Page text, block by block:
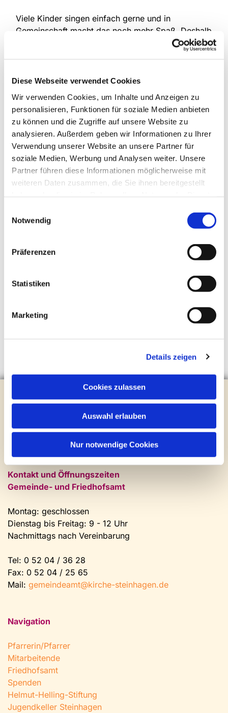
Diese Webseite verwendet Cookies
Wir verwenden Cookies, um Inhalte und Anzeigen zu
personalisieren, Funktionen für soziale Medien anbieten
zu können und die Zugriffe auf unsere Website zu
analysieren. Außerdem geben wir Informationen zu Ihrer
Verwendung unserer Website an unsere Partner für
soziale Medien, Werbung und Analysen weiter. Unsere
Partner führen diese Informationen möglicherweise mit
weiteren Daten zusammen, die Sie ihnen bereitgestellt
Notwendig
Präferenzen
Statistiken
Marketing
Details zeigen
Cookies zulassen
Auswahl erlauben
Nur notwendige Cookies
Viele Kinder singen einfach gerne und in
Gemeinschaft macht das noch mehr Spaß. Deshalb
treffen sich die drei Kinderchorgruppen unserer
Lieder, die kindgemäß und spielerisch eingeführt
werden, aber auch die Bewegung kommt nicht zu
kurz und manchmal erklingen auch Instrumente.
An Schultagen
Anette Petrick, Tel. 0151 / 72 14 02 57
Mail: petrick@kirche-steinhagen.de
Brockhagener Straße 28 | 33803 Steinhagen
0 52 04 / 36 28
Mail:gemeindeamt@kirche-steinhagen.de
Newsletter abonnieren
Kontakt und Öffnungszeiten
Gemeinde- und Friedhofsamt
Montag: geschlossen
Dienstag bis Freitag: 9 - 12 Uhr
Nachmittags nach Vereinbarung
Tel: 0 52 04 / 36 28
Fax: 0 52 04 / 25 65
Mail: gemeindeamt@kirche-steinhagen.de
Navigation
Pfarrerin/Pfarrer
Mitarbeitende
Friedhofsamt
Spenden
Helmut-Helling-Stiftung
Jugendkeller Steinhagen